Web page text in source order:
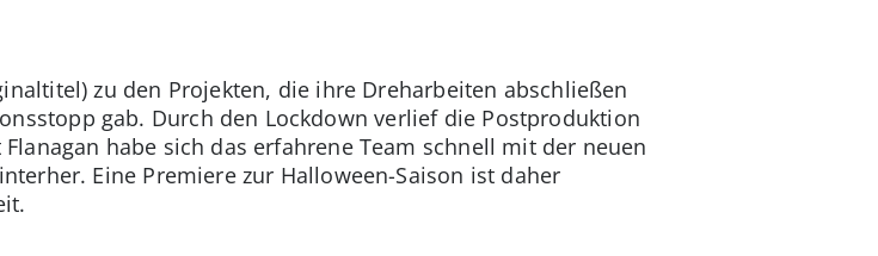
zu den Projekten, die ihre Dreharbeiten abschließen
gab. Durch den Lockdown verlief die Postproduktion
habe sich das erfahrene Team schnell mit der neuen
Eine Premiere zur Halloween-Saison ist daher